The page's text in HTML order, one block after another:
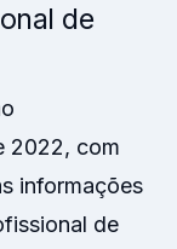
de
2022, com
informações
de